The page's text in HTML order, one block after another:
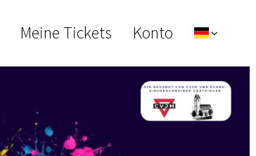
Meine Tickets Konto